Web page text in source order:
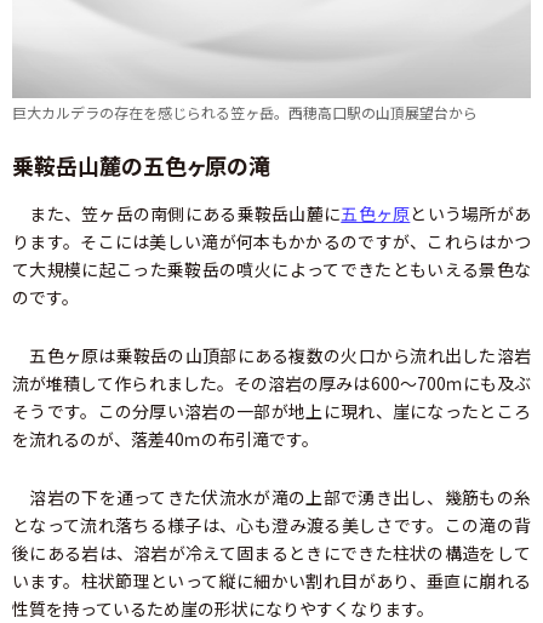
巨大カルデラの存在を感じられる笠ヶ岳。西穂高口駅の山頂展望台から
乗鞍岳山麓の五色ヶ原の滝
また、笠ヶ岳の南側にある乗鞍岳山麓に五色ヶ原という場所があ
ります。そこには美しい滝が何本もかかるのですが、これらはかつ
て大規模に起こった乗鞍岳の噴火によってできたともいえる景色な
のです。
五色ヶ原は乗鞍岳の山頂部にある複数の火口から流れ出した溶岩
流が堆積して作られました。その溶岩の厚みは600～700ｍにも及ぶ
そうです。この分厚い溶岩の一部が地上に現れ、崖になったところ
を流れるのが、落差40ｍの布引滝です。
溶岩の下を通ってきた伏流水が滝の上部で湧き出し、幾筋もの糸
となって流れ落ちる様子は、心も澄み渡る美しさです。この滝の背
後にある岩は、溶岩が冷えて固まるときにできた柱状の構造をして
います。柱状節理といって縦に細かい割れ目があり、垂直に崩れる
性質を持っているため崖の形状になりやすくなります。